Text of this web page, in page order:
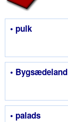
• pulk
• Bygsædeland
• palads